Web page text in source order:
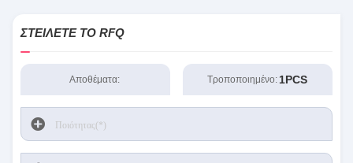
ΣΤΕΊΛΕΤΕ ΤΟ RFQ
Αποθέματα: Τροποποιημένο: 1PCS